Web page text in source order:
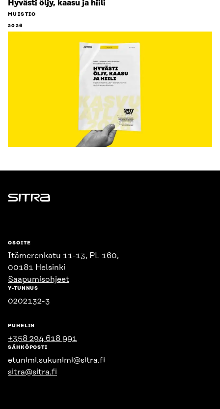
Hyvästi öljy, kaasu ja hiili
MUISTIO
2026
Sitra
OSOITE
Itämerenkatu 11-13, PL 160,
00181 Helsinki
Saapumisohjeet
Y-TUNNUS
0202132-3
PUHELIN
+358 294 618 991
SÄHKÖPOSTI
etunimi.sukunimi@sitra.fi
sitra@sitra.fi